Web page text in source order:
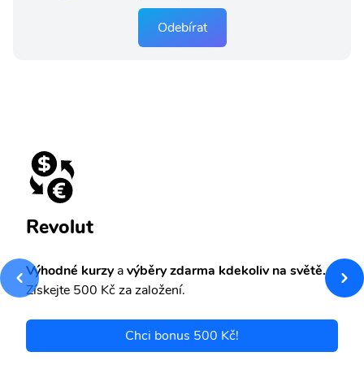
Odebírat
Revolut
Výhodné kurzyavýběry zdarma kdekoliv na světě.
Získejte 500 Kč za založení.
Chci bonus 500 Kč!